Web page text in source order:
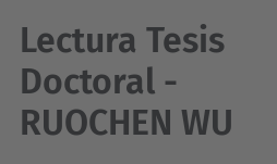
Lectura Tesis
Doctoral -
RUOCHEN WU